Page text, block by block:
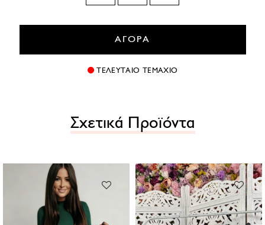
ΑΓΟΡΑ
ΤΕΛΕΥΤΑΙΟ ΤΕΜΑΧΙΟ
Σχετικά Προϊόντα